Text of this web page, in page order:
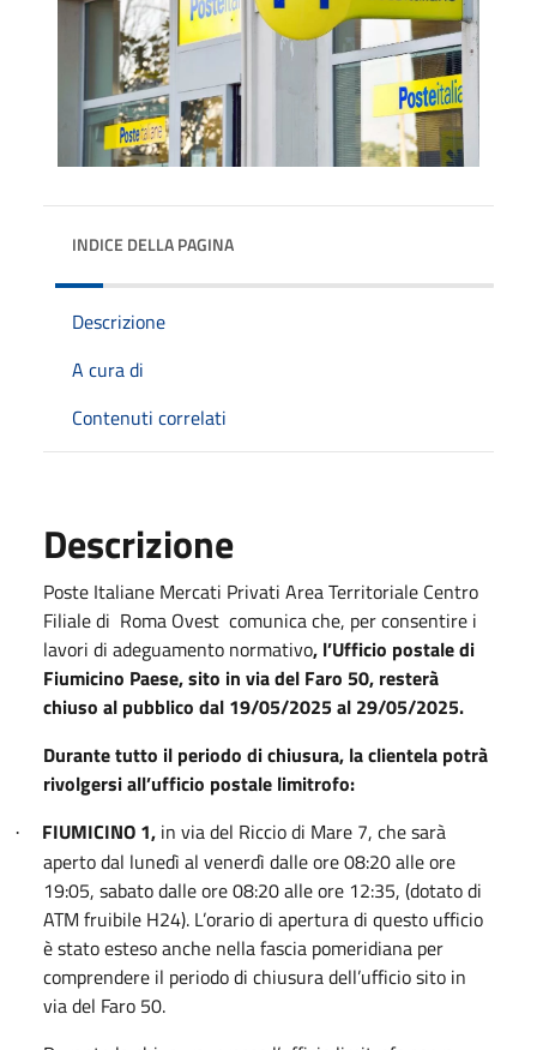
INDICE DELLA PAGINA
Descrizione
A cura di
Contenuti correlati
Descrizione
Poste Italiane Mercati Privati Area Territoriale Centro
Filiale di Roma Ovest comunica che, per consentire i
lavori di adeguamento normativo, l’Ufficio postale di
Fiumicino Paese, sito in via del Faro 50, resterà
chiuso al pubblico dal 19/05/2025 al 29/05/2025.
Durante tutto il periodo di chiusura, la clientela potrà
rivolgersi all’ufficio postale limitrofo:
· FIUMICINO 1, in via del Riccio di Mare 7, che sarà
aperto dal lunedì al venerdì dalle ore 08:20 alle ore
19:05, sabato dalle ore 08:20 alle ore 12:35, (dotato di
ATM fruibile H24). L’orario di apertura di questo ufficio
è stato esteso anche nella fascia pomeridiana per
comprendere il periodo di chiusura dell’ufficio sito in
via del Faro 50.